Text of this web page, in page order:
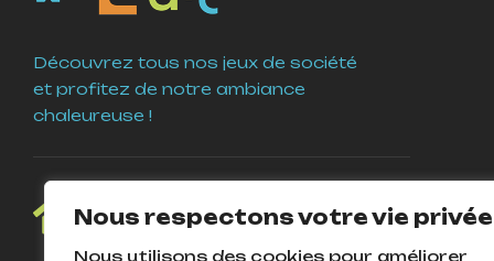
Nous respectons votre vie
Nous utilisons des cookies pour améliorer
Découvrez tous nos jeux de société
et profitez de notre ambiance
chaleureuse !
58000 Nevers